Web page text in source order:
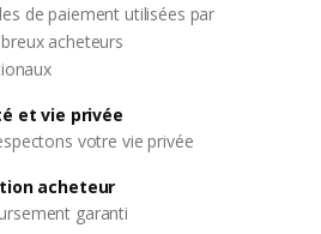
de paiement utilisées par
acheteurs
et vie privée
votre vie privée
acheteur
garanti